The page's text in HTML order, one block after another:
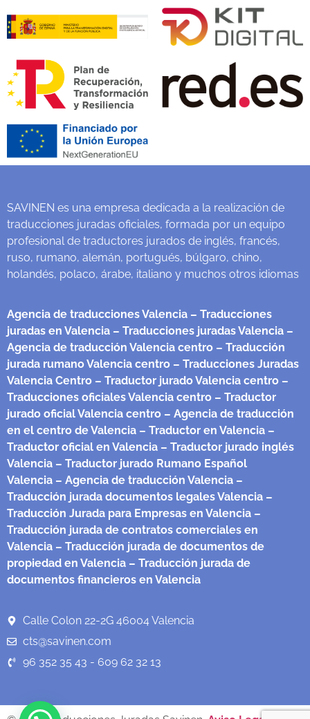
SAVINEN es una empresa dedicada a la realización de
traducciones juradas oficiales, formada por un equipo
profesional de traductores jurados de inglés, francés,
ruso, rumano, alemán, portugués, búlgaro, chino,
holandés, polaco, árabe, italiano y muchos otros idiomas
Agencia de traducciones Valencia – Traducciones
juradas en Valencia – Traducciones juradas Valencia –
Agencia de traducción Valencia centro – Traducción
jurada rumano Valencia centro – Traducciones Juradas
Valencia Centro – Traductor jurado Valencia centro –
Traducciones oficiales Valencia centro – Traductor
jurado oficial Valencia centro – Agencia de traducción
en el centro de Valencia – Traductor en Valencia –
Traductor oficial en Valencia – Traductor jurado inglés
Valencia – Traductor jurado Rumano Español
Valencia – Agencia de traducción Valencia –
Traducción jurada documentos legales Valencia –
Traducción Jurada para Empresas en Valencia –
Traducción jurada de contratos comerciales en
Valencia – Traducción jurada de documentos de
propiedad en Valencia – Traducción jurada de
documentos financieros en Valencia
Calle Colon 22-2G 46004 Valencia
cts@savinen.com
96 352 35 43 - 609 62 32 13